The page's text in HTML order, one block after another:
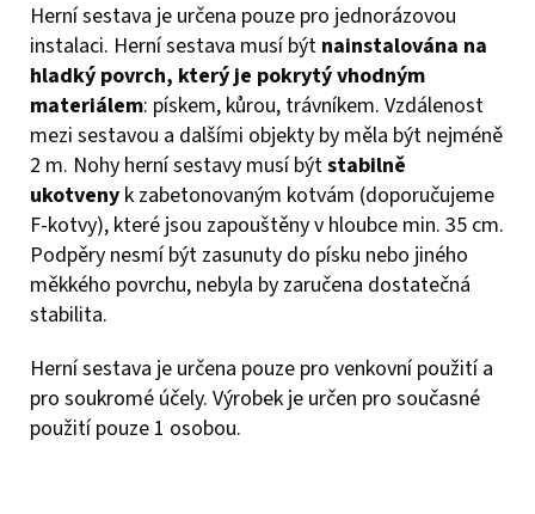
Herní sestava je určena pouze pro jednorázovou
instalaci. Herní sestava musí být nainstalována na
hladký povrch, který je pokrytý vhodným
materiálem: pískem, kůrou, trávníkem. Vzdálenost
mezi sestavou a dalšími objekty by měla být nejméně
2 m. Nohy herní sestavy musí býtstabilně
ukotveny k zabetonovaným kotvám (doporučujeme
F-kotvy), které jsou zapouštěny v hloubce min. 35 cm.
Podpěry nesmí být zasunuty do písku nebo jiného
měkkého povrchu, nebyla by zaručena dostatečná
stabilita.
Herní sestava je určena pouze pro venkovní použití a
pro soukromé účely. Výrobek je určen pro současné
použití pouze 1 osobou.